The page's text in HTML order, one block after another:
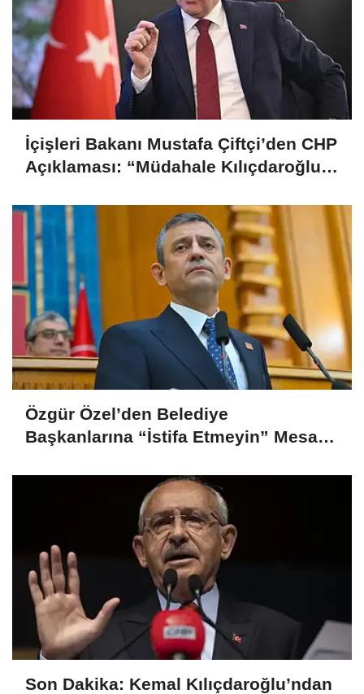
İçişleri Bakanı Mustafa Çiftçi’den CHP
Açıklaması: “Müdahale Kılıçdaroğlu
Özgür Özel’den Belediye
Başkanlarına “İstifa Etmeyin” Mesajı:
Son Dakika: Kemal Kılıçdaroğlu’ndan